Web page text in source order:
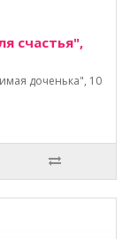
счастья",
доченька", 10